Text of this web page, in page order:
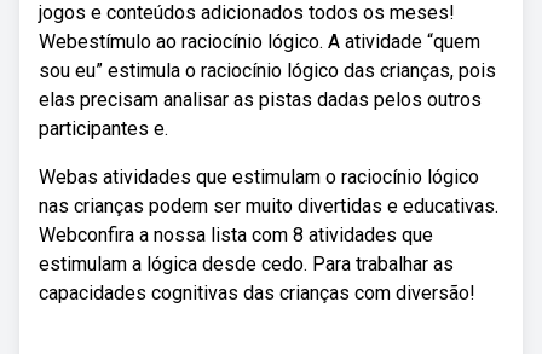
jogos e conteúdos adicionados todos os meses!
Webestímulo ao raciocínio lógico. A atividade “quem
sou eu” estimula o raciocínio lógico das crianças, pois
elas precisam analisar as pistas dadas pelos outros
participantes e.
Webas atividades que estimulam o raciocínio lógico
nas crianças podem ser muito divertidas e educativas.
Webconfira a nossa lista com 8 atividades que
estimulam a lógica desde cedo. Para trabalhar as
capacidades cognitivas das crianças com diversão!